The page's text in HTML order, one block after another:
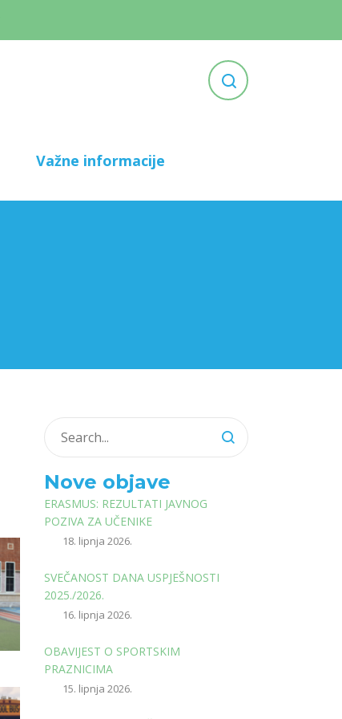
Važne informacije
Nove objave
ERASMUS: REZULTATI JAVNOG
POZIVA ZA UČENIKE
18. lipnja 2026.
SVEČANOST DANA USPJEŠNOSTI
2025./2026.
16. lipnja 2026.
OBAVIJEST O SPORTSKIM
PRAZNICIMA
15. lipnja 2026.